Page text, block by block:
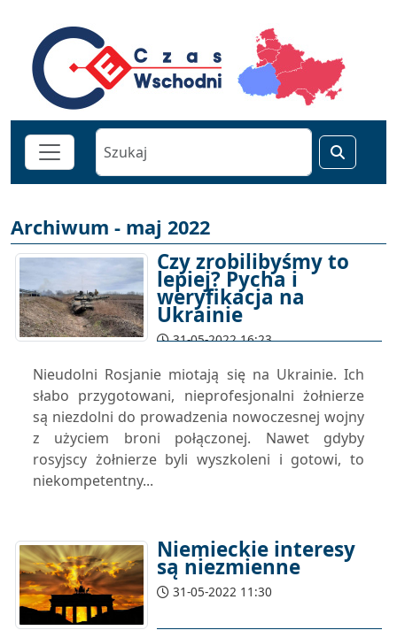
Archiwum - maj 2022
Czy zrobilibyśmy to
lepiej? Pycha i
weryfikacja na
Ukrainie
31-05-2022 16:23
Nieudolni Rosjanie miotają się na Ukrainie. Ich
słabo przygotowani, nieprofesjonalni żołnierze
są niezdolni do prowadzenia nowoczesnej wojny
z użyciem broni połączonej. Nawet gdyby
rosyjscy żołnierze byli wyszkoleni i gotowi, to
niekompetentny...
Niemieckie interesy
są niezmienne
31-05-2022 11:30